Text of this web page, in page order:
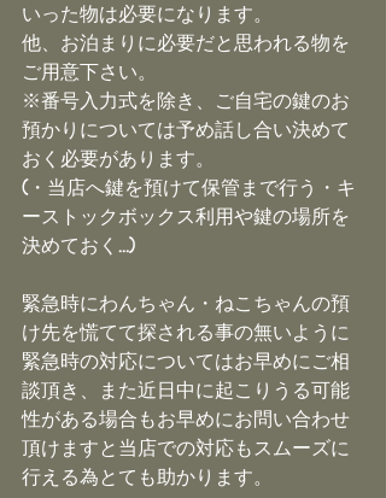
いった物は必要になります。
他、お泊まりに必要だと思われる物を
ご用意下さい。
※番号入力式を除き、ご自宅の鍵のお
預かりについては予め話し合い決めて
おく必要があります。
(・当店へ鍵を預けて保管まで行う・キ
ーストックボックス利用や鍵の場所を
決めておく…)
緊急時にわんちゃん・ねこちゃんの預
け先を慌てて探される事の無いように
緊急時の対応についてはお早めにご相
談頂き、また近日中に起こりうる可能
性がある場合もお早めにお問い合わせ
頂けますと当店での対応もスムーズに
行える為とても助かります。